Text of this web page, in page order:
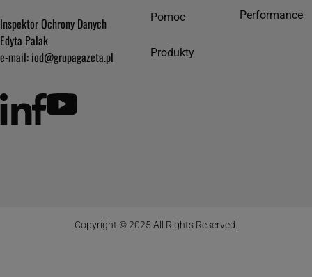
Inspektor Ochrony Danych
Edyta Palak
e-mail: iod@grupagazeta.pl
Pomoc
Produkty
Performance
Copyright © 2025 All Rights Reserved.